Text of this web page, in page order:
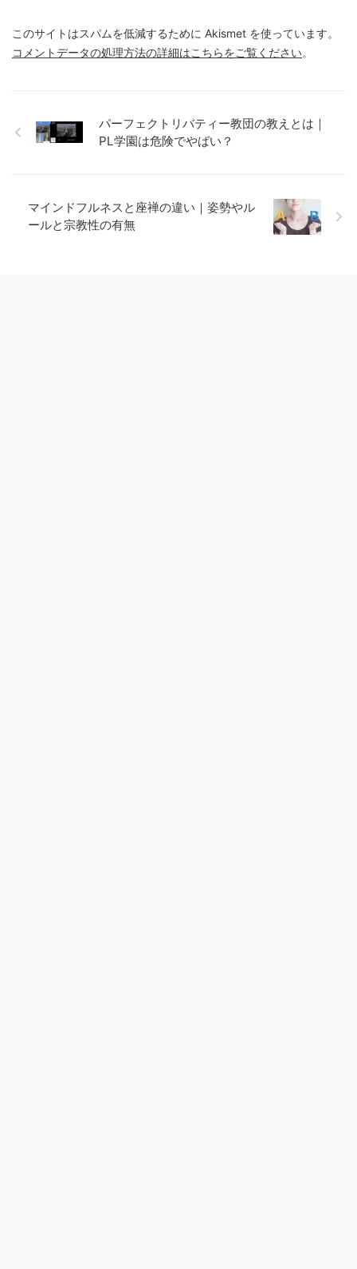
このサイトはスパムを低減するために Akismet を使っています。
コメントデータの処理方法の詳細はこちらをご覧ください。
パーフェクトリバティー教団の教えとは｜
PL学園は危険でやばい？
マインドフルネスと座禅の違い｜姿勢やル
ールと宗教性の有無